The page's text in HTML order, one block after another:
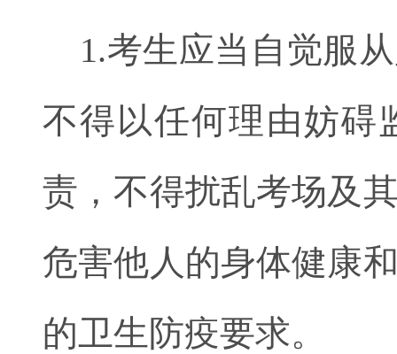
1.考生应当自觉服
不得以任何理由妨碍
责，不得扰乱考场及
危害他人的身体健康
的卫生防疫要求。